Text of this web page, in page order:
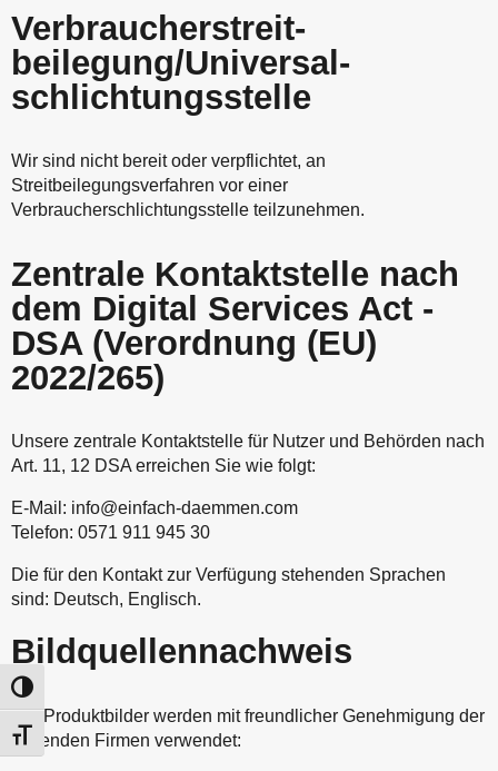
Umschalten auf hohe Kontraste
Schrift vergrößern
Verbraucher­streit­
beilegung/Universal­
schlichtungs­stelle
Wir sind nicht bereit oder verpflichtet, an
Streitbeilegungsverfahren vor einer
Verbraucherschlichtungsstelle teilzunehmen.
Zentrale Kontaktstelle nach
dem Digital Services Act -
DSA (Verordnung (EU)
2022/265)
Unsere zentrale Kontaktstelle für Nutzer und Behörden nach
Art. 11, 12 DSA erreichen Sie wie folgt:
E-Mail: info@einfach-daemmen.com
Telefon: 0571 911 945 30
Die für den Kontakt zur Verfügung stehenden Sprachen
sind: Deutsch, Englisch.
Bildquellennachweis
Die Produktbilder werden mit freundlicher Genehmigung der
folgenden Firmen verwendet: